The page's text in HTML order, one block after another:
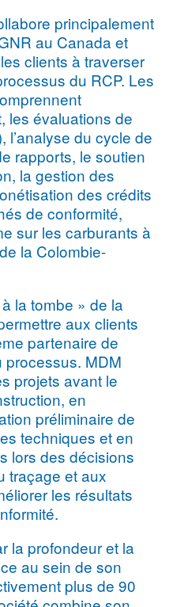
principalement
au Canada et
clients à traverser
du RCP. Les
les évaluations de
l’analyse du cycle de
rapports, le soutien
la gestion des
des crédits
de conformité,
sur les carburants à
la Colombie-
la tombe » de la
aux clients
partenaire de
MDM
projets avant le
en
préliminaire de
techniques et en
lors des décisions
traçage et aux
les résultats
la profondeur et la
au sein de son
plus de 90